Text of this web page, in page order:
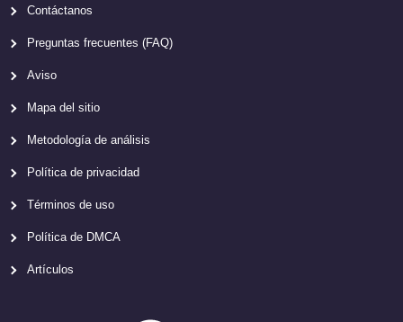
Contáctanos
Preguntas frecuentes (FAQ)
Aviso
Mapa del sitio
Metodología de análisis
Política de privacidad
Términos de uso
Política de DMCA
Artículos